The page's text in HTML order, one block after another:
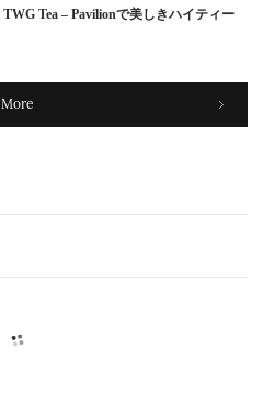
TWG Tea – Pavilionで美しきハイティー
More